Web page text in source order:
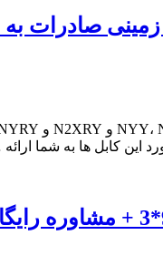
صادرات
این کابل ها به شما